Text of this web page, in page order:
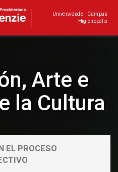
Universidade - Campus
Higienópolis
Arte e
la Cultura
EL PROCESO